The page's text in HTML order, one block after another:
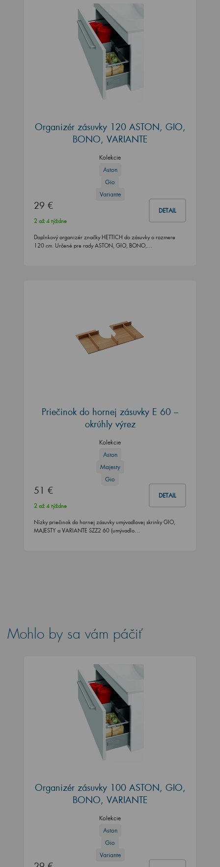
Organizér zásuvky 120 ASTON, GIO,
BONO, VARIANTE
Kolekcie
Aston
Gio
Variante
29 € DETAIL
2 až 4 týždne
Doplnkový organizér značky HETTICH do zásuvky o rozmere
120 cm. Určené pre rady ASTON, GIO, BONO,…
Priečinok do hornej zásuvky E 60 –
okrúhly výrez
Kolekcie
Aston
Majesty
Gio
51 € DETAIL
2 až 4 týždne
Nízky priečinok do hornej zásuvky umývadlovej skrinky GIO,
MAJESTY a VARIANTE SZZ2 60 (umývadlo…
Mohlo by sa vám páčiť
Organizér zásuvky 100 ASTON, GIO,
BONO, VARIANTE
Kolekcie
Aston
Gio
Variante